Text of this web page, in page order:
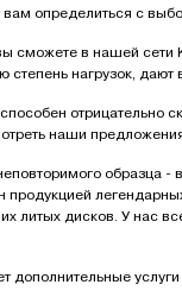
определиться с
сможете в нашей сети
степень нагрузок,
отрицательно
наши
образца
продукцией
литых дисков. У нас
дополнительные